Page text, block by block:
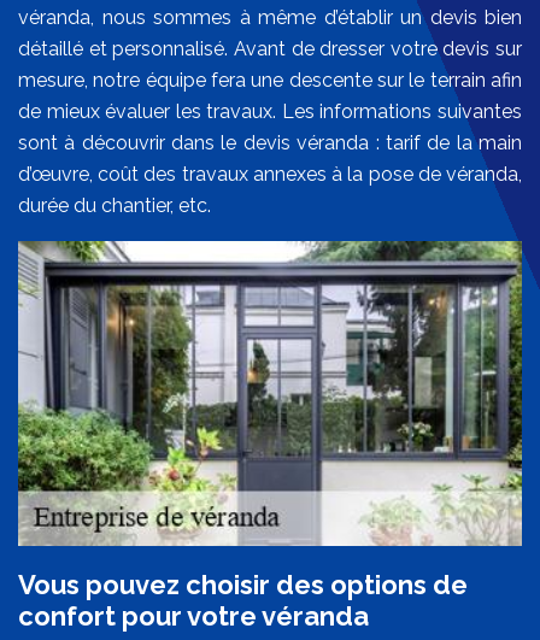
véranda, nous sommes à même d’établir un devis bien
détaillé et personnalisé. Avant de dresser votre devis sur
mesure, notre équipe fera une descente sur le terrain afin
de mieux évaluer les travaux. Les informations suivantes
sont à découvrir dans le devis véranda : tarif de la main
d’œuvre, coût des travaux annexes à la pose de véranda,
durée du chantier, etc.
Vous pouvez choisir des options de
confort pour votre véranda